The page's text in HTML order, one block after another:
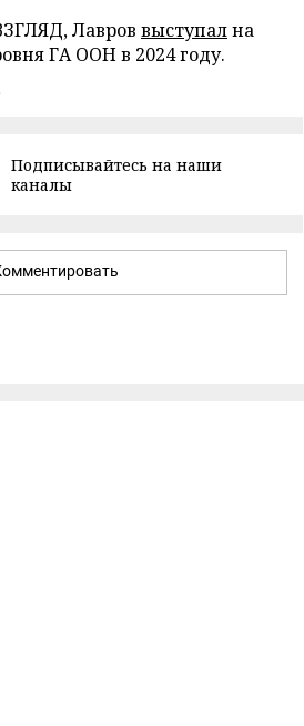
Лавров выступална
ГА ООН в 2024 году.
Подписывайтесь на наши
каналы